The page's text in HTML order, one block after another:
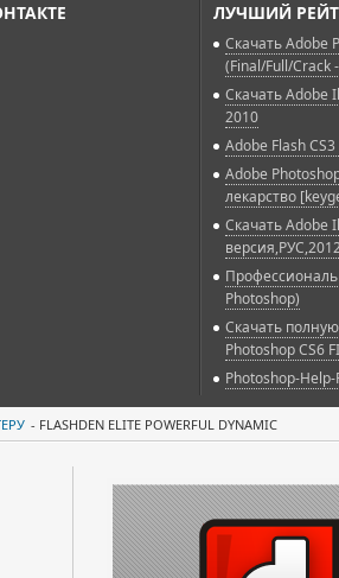
ЛУЧШИЙ
Скачать Adobe
(Final/Full/Crack
Скачать Adobe
2010
Adobe Flash
Adobe
лекарство
Скачать Adobe
Photoshop)
Скачать
Photoshop CS6
Photoshop-Help-
- FLASHDEN ELITE POWERFUL DYNAMIC